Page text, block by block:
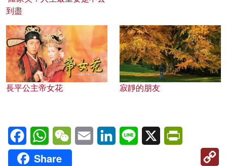
到盡
長平公主帝女花 寂靜的朋友
FacebookWhatsAppWeChatEmail LinkedInLine X
Share